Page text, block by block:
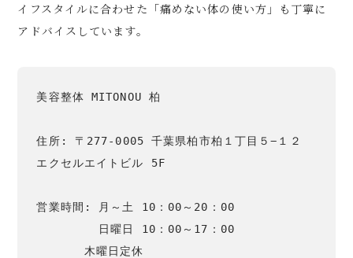
イフスタイルに合わせた「痛めない体の使い方」も丁寧に
アドバイスしています。
美容整体 MITONOU 柏
住所: 〒277-0005 千葉県柏市柏１丁目５−１２
エクセルエイトビル 5F
営業時間: 月～土 10：00～20：00
日曜日 10：00～17：00
木曜日定休